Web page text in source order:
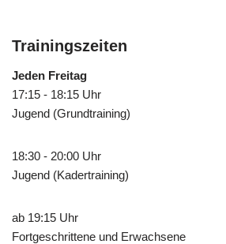
Trainingszeiten
Jeden Freitag
17:15 - 18:15 Uhr
Jugend (Grundtraining)
18:30 - 20:00 Uhr
Jugend (Kadertraining)
ab 19:15 Uhr
Fortgeschrittene und Erwachsene